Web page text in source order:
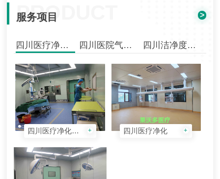
PRODUCT
服务项目 >
四川医疗净化工程 四川医院气体工程 四川洁净度检测
四川医疗净化工程 + 四川医疗净化 +